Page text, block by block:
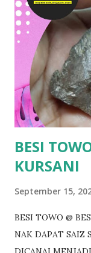
rezeki atau
kadangkala
rezeki yang
kayu juga
kepimpinan.
dikatakan
komunikasi atau
BERMINAT?
BESI
KURSANI
September 15,
BESI TOWO @
NAK DAPAT SAIZ